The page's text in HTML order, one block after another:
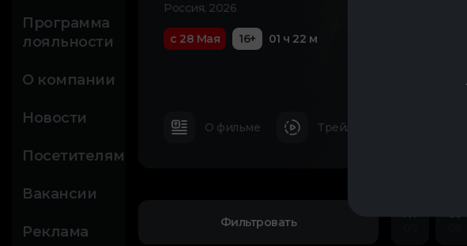
Программа
лояльности
О компании
Новости
Посетителям
Вакансии
Реклама
Россия, 2026
с 28 Мая 16+ 01 ч 22 м
О фильме Трейлер
Фильтровать
Пт
Сб